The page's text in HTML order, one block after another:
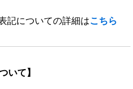
記についての詳細はこちら
いて】